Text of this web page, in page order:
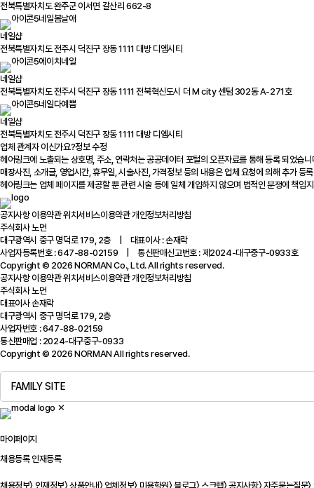
전북특별자치도 완주군 이서면 갈산리 662-8
네일봄날애
네일샵
전북특별자치도 전주시 덕진구 장동 1111 대방 디엠시티
에이치네일
네일샵
전북특별자치도 전주시 덕진구 장동 1111 전북혁신도시 더 M city 센텀 302동 A-271호
네일다예쁨
네일샵
전북특별자치도 전주시 덕진구 장동 1111 대방 디엠시티
업체 관계자 이신가요?정보 수정
헤어링크에 노출되는 상호명, 주소, 연락처는 공공데이터 포털의 오픈자료를 통해 등록 되었습니
매장사진, 소개글, 영업시간, 휴무일, 시술사진, 가격정보 등의 내용은 업체 요청에 의해 추가 등
헤어링크는 업체 페이지를 제공할 뿐 관련 시술 등에 일체 개입하지 않으며 법적인 분쟁에 책임
공지사항이용약관위치서비스이용약관개인정보처리방침
주식회사 노먼
대구광역시 중구 명덕로 179, 2층 | 대표이사 : 손재락
사업자등록번호 : 647-88-02159 | 통신판매신고번호 : 제2024-대구중구-0933호
Copyright © 2026 NORMAN Co., Ltd. All rights reserved.
공지사항이용약관위치서비스이용약관개인정보처리방침
주식회사 노먼
대표이사 손재락
대구광역시 중구 명덕로 179, 2층
사업자번호 : 647-88-02159
통신판매업 : 2024-대구중구-0933
Copyright © 2026 NORMAN All rights reserved.
FAMILY SITE
✕
마이페이지
채용등록인재등록
채용정보〉 인재정보〉상품안내 〉 업체정보〉 미용학원〉블로그〉 스크랩〉공지사항〉자주묻는질문〉